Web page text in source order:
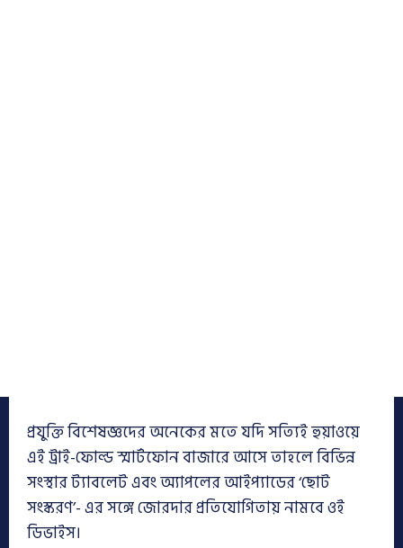
প্রযুক্তি বিশেষজ্ঞদের অনেকের মতে যদি সত্যিই হুয়াওয়ে
এই ট্রাই-ফোল্ড স্মার্টফোন বাজারে আসে তাহলে বিভিন্ন
সংস্থার ট্যাবলেট এবং অ্যাপলের আইপ্যাডের ‘ছোট
সংস্করণ’- এর সঙ্গে জোরদার প্রতিযোগিতায় নামবে ওই
ডিভাইস।